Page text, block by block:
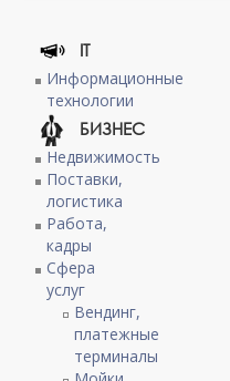
IT
Информационные
технологии
БИЗНЕС
Недвижимость
Поставки,
логистика
Работа,
кадры
Сфера
услуг
Вендинг,
платежные
терминалы